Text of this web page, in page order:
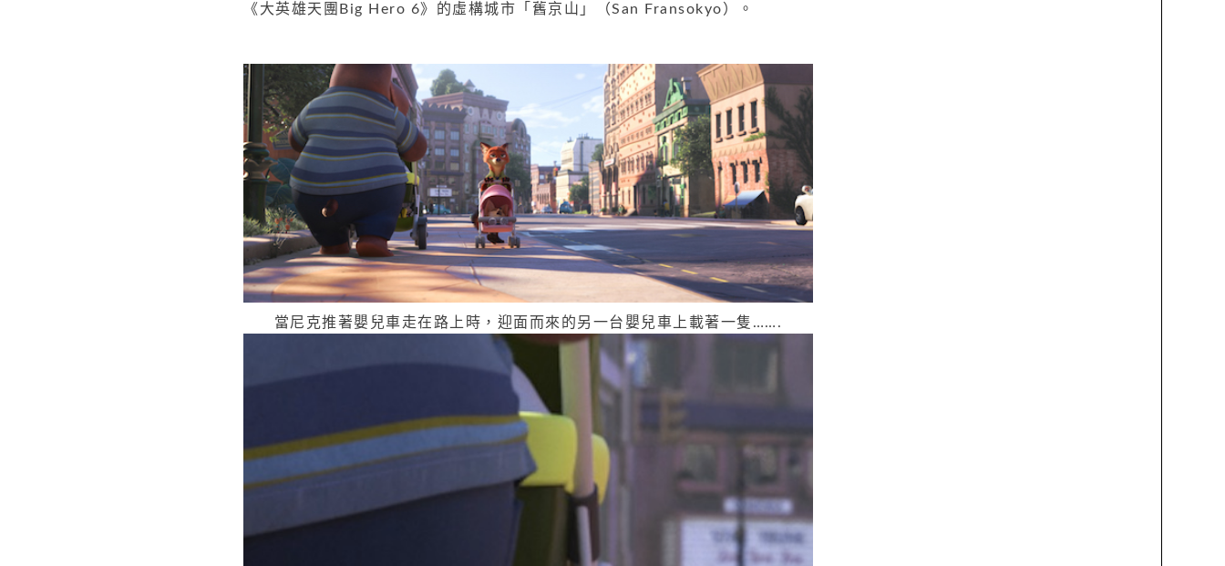
《大英雄天團Big Hero 6》的虛構城市「舊京山」（San Fransokyo）。
當尼克推著嬰兒車走在路上時，迎面而來的另一台嬰兒車上載著一隻…….